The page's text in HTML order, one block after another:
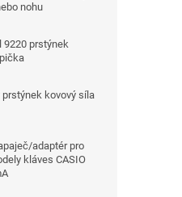
nohu
9220 prstýnek
prstýnek kovový síla
adaptér pro
kláves CASIO